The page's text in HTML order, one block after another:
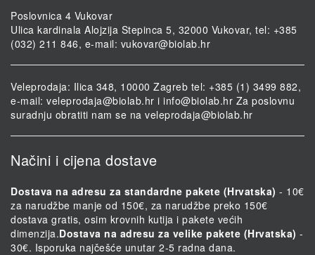
Poslovnica 4 Vukovar
Ulica kardinala Alojzija Stepinca 5, 32000 Vukovar, tel: +385
(032) 211 846, e-mail: vukovar@biolab.hr
Veleprodaja: Ilica 348, 10000 Zagreb tel: +385 (1) 3499 882,
e-mail: veleprodaja@biolab.hr i info@biolab.hr Za poslovnu
suradnju obratiti nam se na veleprodaja@biolab.hr
Načini i cijena dostave
Dostava na adresu za standardne pakete (Hrvatska) - 10€
za narudžbe manje od 150€, za narudžbe preko 150€
dostava gratis, osim krovnih kutija i pakete većih
dimenzija.Dostava na adresu za velike pakete (Hrvatska) -
30€. Isporuka najčešće unutar 2-5 radna dana.